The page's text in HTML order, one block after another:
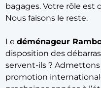
bagages. Votre rôle est
Nous faisons le reste.
Ledéménageur
disposition des
servent-ils ?
promotion